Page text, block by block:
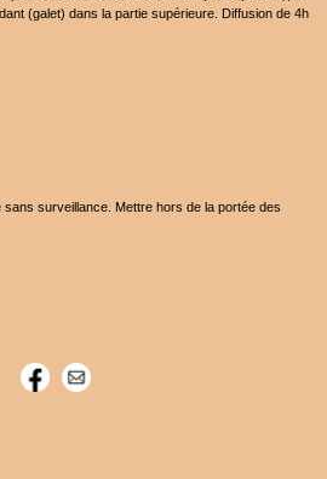
(galet) dans la partie supérieure. Diffusion de 4h
surveillance. Mettre hors de la portée des